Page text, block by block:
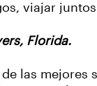
viajar
Florida.
de las